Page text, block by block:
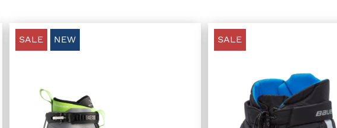
SALE NEW SALE